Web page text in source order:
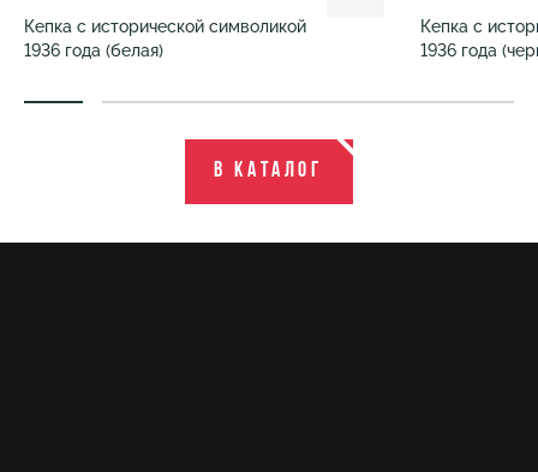
Кепка с исторической символикой
1936 года (белая)
Кепка с
1936 года
В каталог